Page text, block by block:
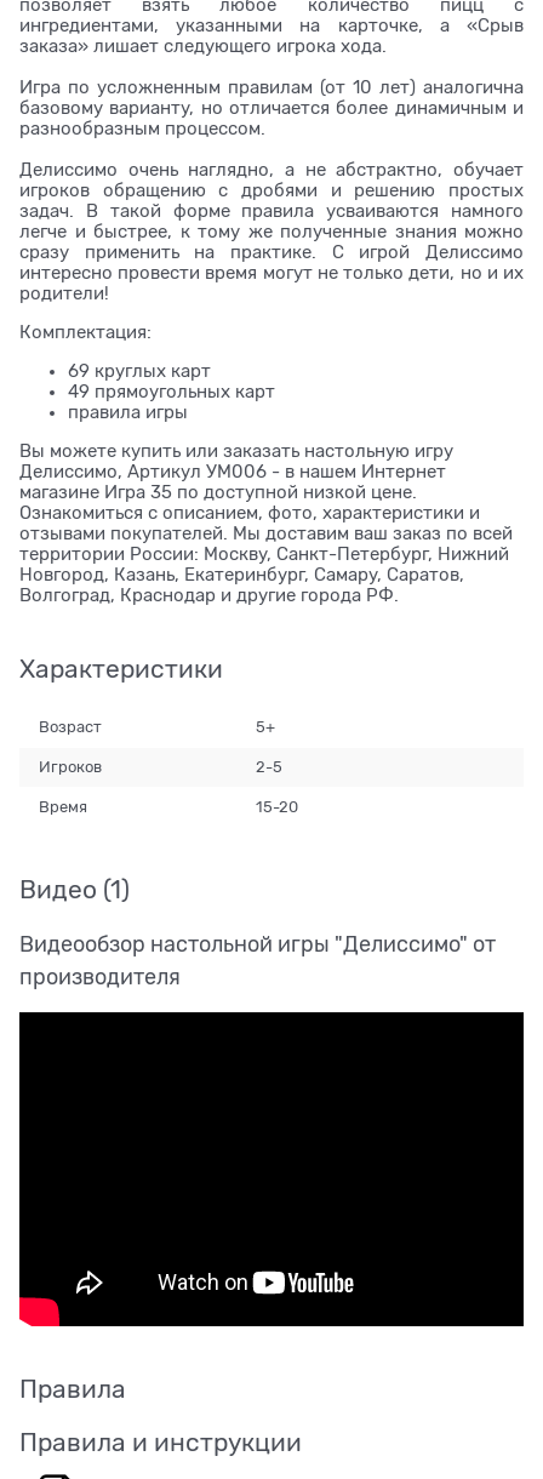
позволяет взять любое количество пицц с
ингредиентами, указанными на карточке, а «Срыв
заказа» лишает следующего игрока хода.
Игра по усложненным правилам (от 10 лет) аналогична
базовому варианту, но отличается более динамичным и
разнообразным процессом.
Делиссимо очень наглядно, а не абстрактно, обучает
игроков обращению с дробями и решению простых
задач. В такой форме правила усваиваются намного
легче и быстрее, к тому же полученные знания можно
сразу применить на практике. С игрой Делиссимо
интересно провести время могут не только дети, но и их
родители!
Комплектация:
69 круглых карт
49 прямоугольных карт
правила игры
Вы можете купить или заказать настольную игру
Делиссимо, Артикул УМ006 - в нашем Интернет
магазине Игра 35 по доступной низкой цене.
Ознакомиться с описанием, фото, характеристики и
отзывами покупателей. Мы доставим ваш заказ по всей
территории России: Москву, Санкт-Петербург, Нижний
Новгород, Казань, Екатеринбург, Самару, Саратов,
Волгоград, Краснодар и другие города РФ.
Характеристики
Возраст 5+
Игроков 2-5
Время 15-20
Видео (1)
Видеообзор настольной игры "Делиссимо" от
производителя
Правила
Правила и инструкции